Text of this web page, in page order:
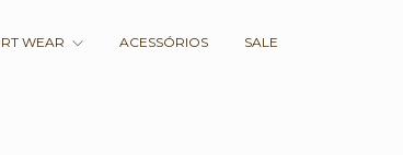
WEAR ACESSÓRIOS SALE